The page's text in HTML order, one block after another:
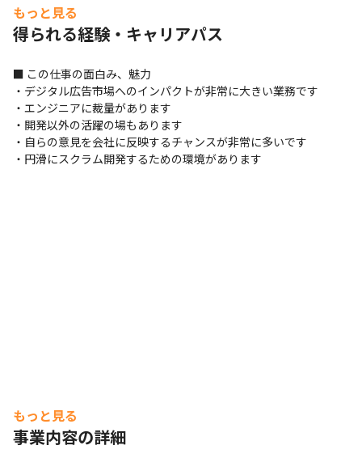
もっと見る
得られる経験・キャリアパス
■ この仕事の面白み、魅力
・デジタル広告市場へのインパクトが非常に大きい業務です
・エンジニアに裁量があります
・開発以外の活躍の場もあります
・自らの意見を会社に反映するチャンスが非常に多いです
・円滑にスクラム開発するための環境があります
もっと見る
事業内容の詳細